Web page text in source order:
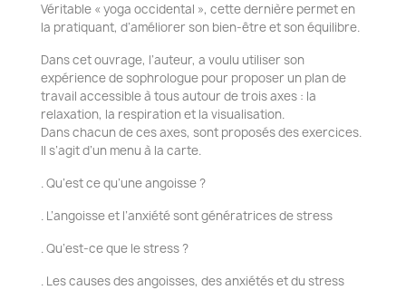
Véritable « yoga occidental », cette dernière permet en
la pratiquant, d’améliorer son bien-être et son équilibre.
Dans cet ouvrage, l’auteur, a voulu utiliser son
expérience de sophrologue pour proposer un plan de
travail accessible à tous autour de trois axes : la
relaxation, la respiration et la visualisation.
Dans chacun de ces axes, sont proposés des exercices.
Il s’agit d’un menu à la carte.
. Qu’est ce qu’une angoisse ?
. L’angoisse et l’anxiété sont génératrices de stress
. Qu’est-ce que le stress ?
. Les causes des angoisses, des anxiétés et du stress